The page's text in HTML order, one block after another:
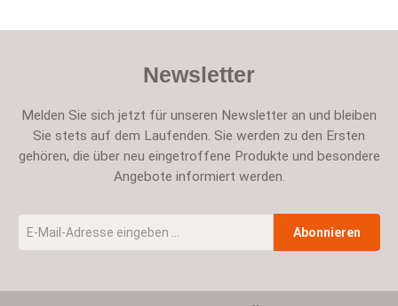
Newsletter
Melden Sie sich jetzt für unseren Newsletter an und bleiben
Sie stets auf dem Laufenden. Sie werden zu den Ersten
gehören, die über neu eingetroffene Produkte und besondere
Angebote informiert werden.
Abonnieren